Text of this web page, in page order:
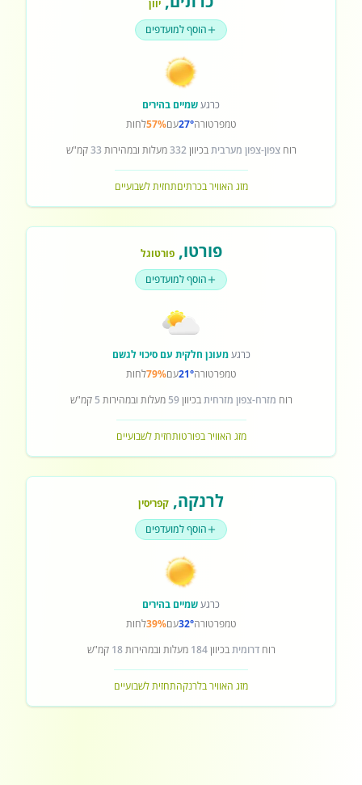
יוון
הוסף למועדפים
כרגעשמיים בהירים
טמפרטורה27°עם57%לחות
רוחצפון-צפון מערביתבכיוון332מעלות ובמהירות 33קמ"ש
מזג האוויר בכרתיםתחזית לשבועיים
פורטו,פורטוגל
הוסף למועדפים
כרגעמעונן חלקית עם סיכוי לגשם
טמפרטורה21°עם79%לחות
רוח מזרח-צפון מזרחיתבכיוון59 מעלות ובמהירות 5 קמ"ש
מזג האוויר בפורטותחזית לשבועיים
לרנקה, קפריסין
הוסף למועדפים
כרגעשמיים בהירים
טמפרטורה32°עם39%לחות
רוחדרומיתבכיוון184 מעלות ובמהירות18 קמ"ש
מזג האוויר בלרנקהתחזית לשבועיים